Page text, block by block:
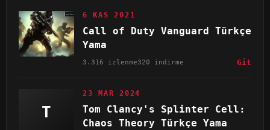
6 KAS 2021
Call of Duty Vanguard Türkçe
Yama
3.316 izlenme320 indirme Git
T
23 MAR 2024
Tom Clancy's Splinter Cell:
Chaos Theory Türkçe Yama